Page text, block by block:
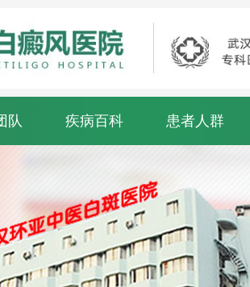
队 疾病百科 患者人群